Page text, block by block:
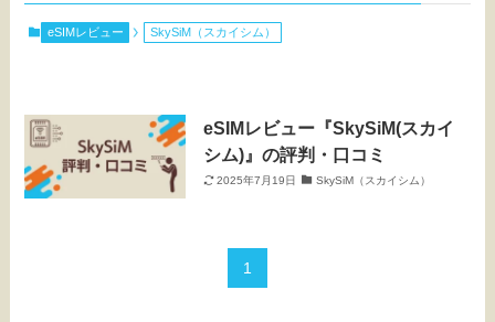
eSIMレビュー SkySiM（スカイシム）
eSIMレビュー『SkySiM(スカイ
シム)』の評判・口コミ
2025年7月19日 SkySiM（スカイシム）
1